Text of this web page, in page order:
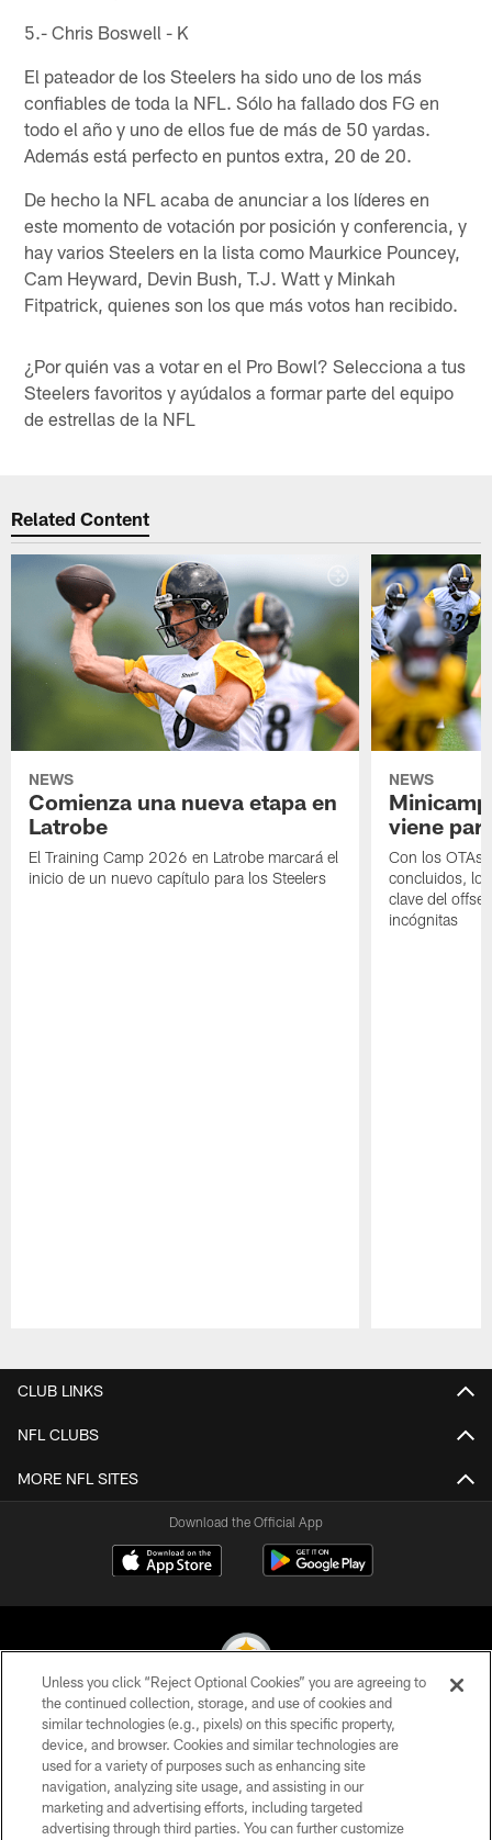
5.- Chris Boswell - K
El pateador de los Steelers ha sido uno de los más
confiables de toda la NFL. Sólo ha fallado dos FG en
todo el año y uno de ellos fue de más de 50 yardas.
Además está perfecto en puntos extra, 20 de 20.
De hecho la NFL acaba de anunciar a los líderes en
este momento de votación por posición y conferencia, y
hay varios Steelers en la lista como Maurkice Pouncey,
Cam Heyward, Devin Bush, T.J. Watt y Minkah
Fitpatrick, quienes son los que más votos han recibido.
¿Por quién vas a votar en el Pro Bowl? Selecciona a tus
Steelers favoritos y ayúdalos a formar parte del equipo
de estrellas de la NFL
Related Content
NEWS
Comienza una nueva etapa en
Latrobe
El Training Camp 2026 en Latrobe marcará el
inicio de un nuevo capítulo para los Steelers
NEWS
viene
Con los OTAs
concluidos,
clave del
incógnitas
CLUB LINKS
NFL CLUBS
MORE NFL SITES
Download the Official App
© 2026 Pittsburgh Steelers. All Rights Reserved
PRIVACY POLICY
TERMS OF USE
Unless you click “Reject Optional Cookies” you are agreeing to
the continued collection, storage, and use of cookies and
similar technologies (e.g., pixels) on this specific property,
device, and browser. Cookies and similar technologies are
used for a variety of purposes such as enhancing site
navigation, analyzing site usage, and assisting in our
marketing and advertising efforts, including targeted
advertising through third parties. You can further customize